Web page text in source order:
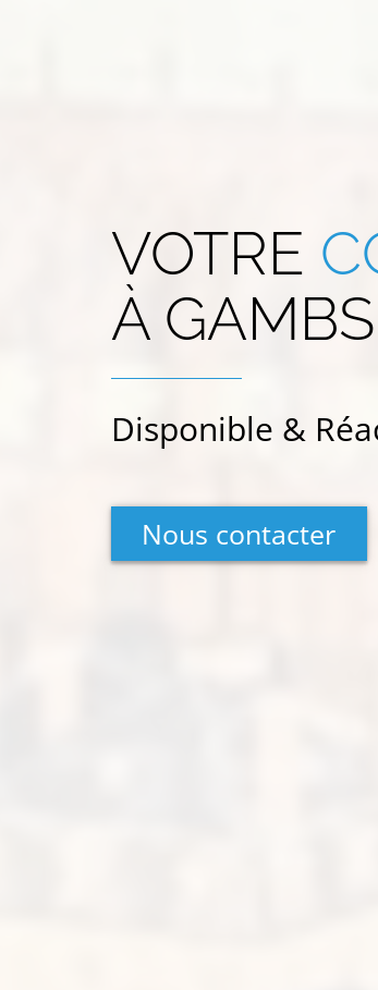
VOTRE
À
Disponible &
Nous contacter